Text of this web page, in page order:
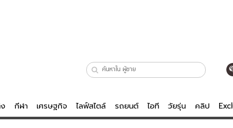
กีฬา เศรษฐกิจ ไลฟ์สไตล์ รถยนต์ ไอที วัยรุ่น คลิป